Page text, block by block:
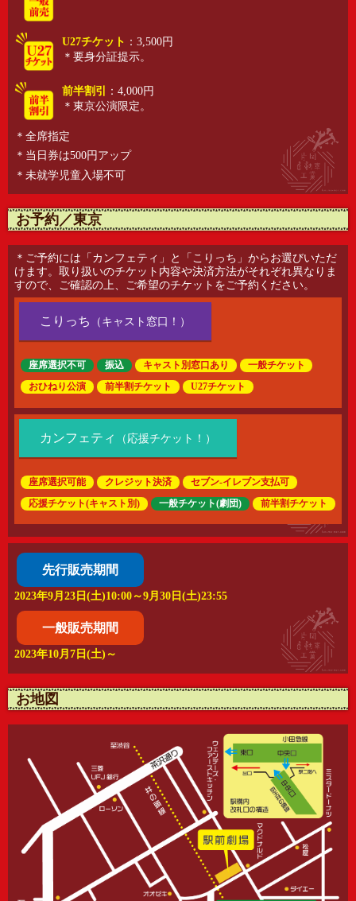
U27チケット ：3,500円
＊要身分証提示。
前半割引
：4,000円
＊東京公演限定。
＊全席指定
＊当日券は500円アップ
＊未就学児童入場不可
お予約／東京
＊ご予約には「カンフェティ」と「こりっち」からお選びいただ
けます。取り扱いのチケット内容や決済方法がそれぞれ異なりま
すので、ご確認の上、ご希望のチケットをご予約ください。
こりっち （キャスト窓口！）
座席選択不可 振込 キャスト別窓口あり
一般チケット
おひねり公演
前半割チケット U27チケット
カンフェティ （応援チケット！）
座席選択可能 クレジット決済 セブン-イレブン支払可
応援チケット(キャスト別) 一般チケット(劇団) 前半割チケット
先行販売期間
2023年9月23日(土)10:00～9月30日(土)23:55
一般販売期間
2023年10月7日(土)～
お地図